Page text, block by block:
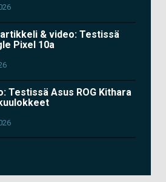
& video: Testissä
Pixel 10a
Testissä Asus ROG Kithara